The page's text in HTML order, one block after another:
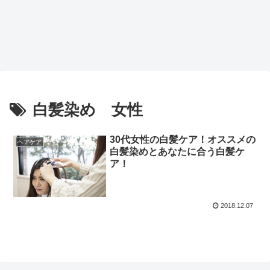
白髪染め 女性
ヘアケア
30代女性の白髪ケア！オススメの
白髪染めとあなたに合う白髪ケ
ア！
2018.12.07